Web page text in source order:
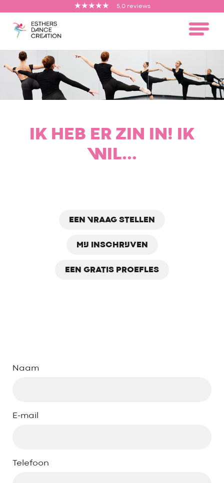
5,0 reviews
IK HEB ER ZIN IN! IK
WIL...
EEN VRAAG STELLEN
MIJ INSCHRIJVEN
EEN GRATIS PROEFLES
Naam
E-mail
Telefoon